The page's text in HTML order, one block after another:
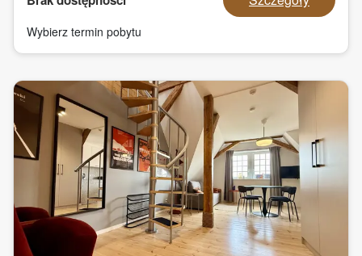
Wybierz termin pobytu